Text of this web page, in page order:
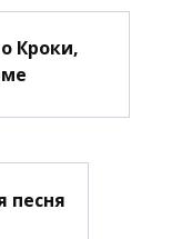
Кроки,
песня